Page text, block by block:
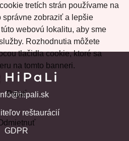
tretích strán používame na
správne zobraziť a lepšie
webovú lokalitu, aby sme
Rozhodnutia môžete
tlačidla cookie, ktoré sa
na tomto banneri.
Prijať
reštaurácií
GDPR